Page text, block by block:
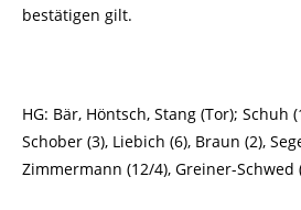
bestätigen gilt.
HG: Bär, Höntsch, Stang (Tor); Schuh
Schober (3), Liebich (6), Braun (2),
Zimmermann (12/4), Greiner-Schwed